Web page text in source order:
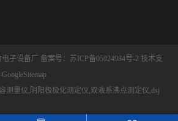
子设备厂 备案号：苏ICP备05024984号-2 技术支
GoogleSitemap
测量仪,阴阳极极化测定仪,双液系沸点测定仪,dsj